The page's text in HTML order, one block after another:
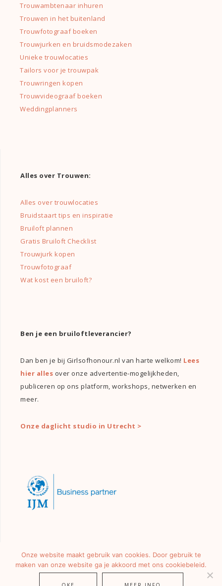
Trouwambtenaar inhuren
Trouwen in het buitenland
Trouwfotograaf boeken
Trouwjurken en bruidsmodezaken
Unieke trouwlocaties
Tailors voor je trouwpak
Trouwringen kopen
Trouwvideograaf boeken
Weddingplanners
Alles over Trouwen:
Alles over trouwlocaties
Bruidstaart tips en inspiratie
Bruiloft plannen
Gratis Bruiloft Checklist
Trouwjurk kopen
Trouwfotograaf
Wat kost een bruiloft?
Ben je een bruiloftleverancier?
Dan ben je bij Girlsofhonour.nl van harte welkom! Lees
hier alles over onze advertentie-mogelijkheden,
publiceren op ons platform, workshops, netwerken en
meer.
Onze daglicht studio in Utrecht >
Onze website maakt gebruik van cookies. Door gebruik te
maken van onze website ga je akkoord met ons cookiebeleid.